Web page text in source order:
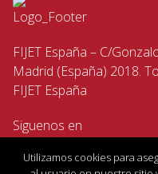
FIJET España – C/
Madrid (España) 2018.
FIJET España
Siguenos en
Utilizamos cookies para